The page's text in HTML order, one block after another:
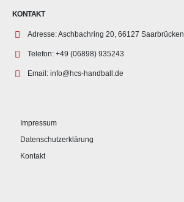
KONTAKT
Adresse:Aschbachring 20, 66127 Saarbrücken
Telefon: +49 (06898) 935243
Email: info@hcs-handball.de
Impressum
Datenschutzerklärung
Kontakt